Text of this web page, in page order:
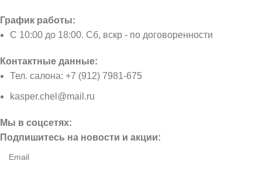
График работы:
С 10:00 до 18:00. Сб, вскр - по договоренности
Контактные данные:
Тел. салона: +7 (912) 7981-675
kasper.chel@mail.ru
Мы в соцсетях:
Подпишитесь на новости и акции: